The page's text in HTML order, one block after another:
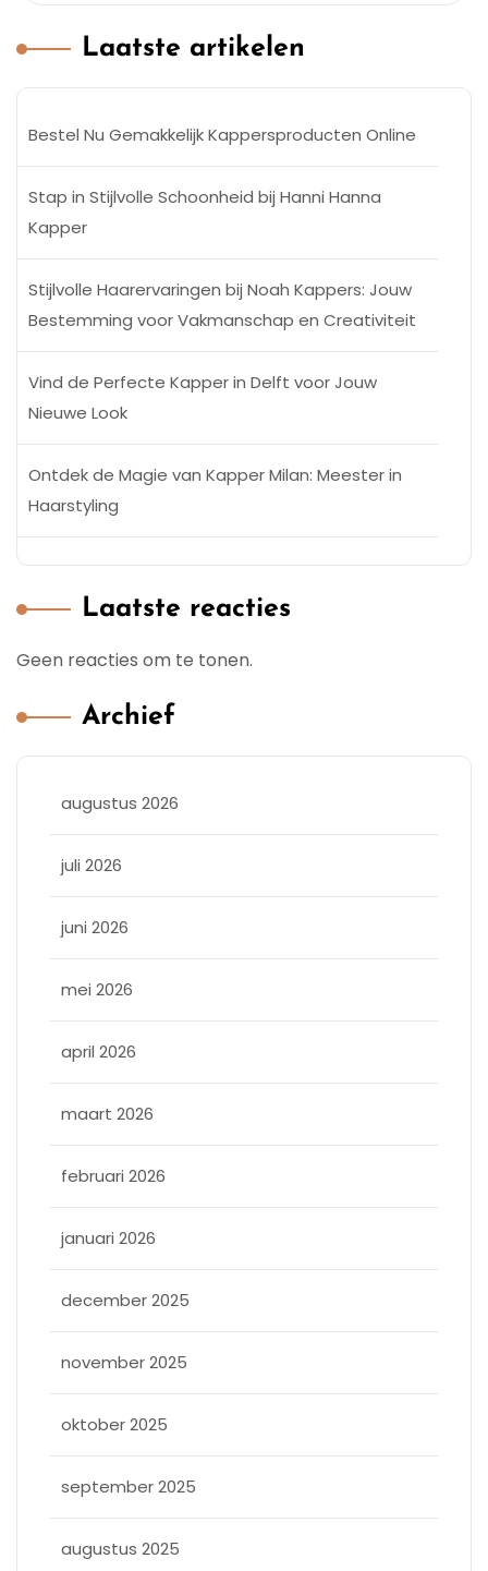
Laatste artikelen
Bestel Nu Gemakkelijk Kappersproducten Online
Stap in Stijlvolle Schoonheid bij Hanni Hanna
Kapper
Stijlvolle Haarervaringen bij Noah Kappers: Jouw
Bestemming voor Vakmanschap en Creativiteit
Vind de Perfecte Kapper in Delft voor Jouw
Nieuwe Look
Ontdek de Magie van Kapper Milan: Meester in
Haarstyling
Laatste reacties
Geen reacties om te tonen.
Archief
augustus 2026
juli 2026
juni 2026
mei 2026
april 2026
maart 2026
februari 2026
januari 2026
december 2025
november 2025
oktober 2025
september 2025
augustus 2025